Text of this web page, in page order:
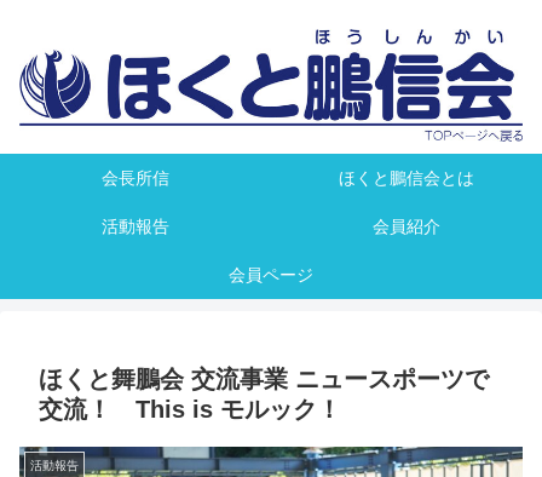
会長所信 ほくと鵬信会とは
活動報告 会員紹介
会員ページ
ほくと舞鵬会 交流事業 ニュースポーツで
交流！ This is モルック！
活動報告